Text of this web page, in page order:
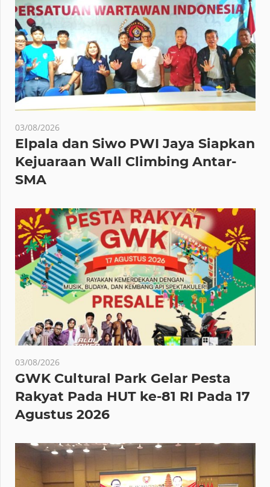
03/08/2026
Elpala dan Siwo PWI Jaya Siapkan
Kejuaraan Wall Climbing Antar-
SMA
03/08/2026
GWK Cultural Park Gelar Pesta
Rakyat Pada HUT ke-81 RI Pada 17
Agustus 2026